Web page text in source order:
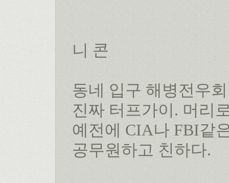
니 콘
동네 입구 해병전우
진짜 터프가이. 머리
예전에 CIA나 FBI같
공무원하고 친하다.